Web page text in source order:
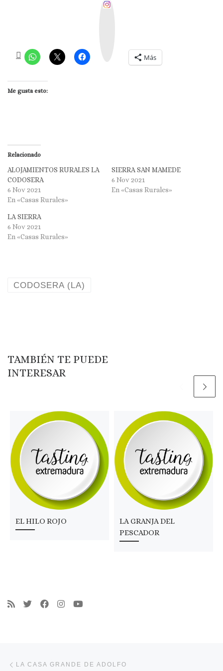
Más
Me gusta esto:
Relacionado
ALOJAMIENTOS RURALES LA
CODOSERA
6 Nov 2021
En «Casas Rurales»
SIERRA SAN MAMEDE
6 Nov 2021
En «Casas Rurales»
LA SIERRA
6 Nov 2021
En «Casas Rurales»
CODOSERA (LA)
TAMBIÉN TE PUEDE
INTERESAR
EL HILO ROJO
LA GRANJA DEL
PESCADOR
LA CASA GRANDE DE ADOLFO